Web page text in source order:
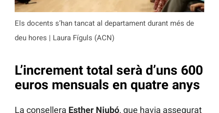
Els docents s’han tancat al departament durant més de
deu hores | Laura Fíguls (ACN)
L’increment total serà d’uns 600
euros mensuals en quatre anys
La consellera Esther Niubó, que havia assegurat